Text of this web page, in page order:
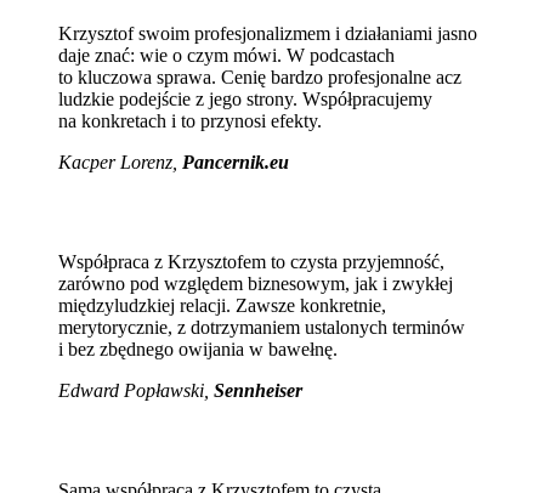
Krzysztof swoim profesjonalizmem i działaniami jasno
daje znać: wie o czym mówi. W podcastach
to kluczowa sprawa. Cenię bardzo profesjonalne acz
ludzkie podejście z jego strony. Współpracujemy
na konkretach i to przynosi efekty.
Kacper Lorenz, Pancernik.eu
Współpraca z Krzysztofem to czysta przyjemność,
zarówno pod względem biznesowym, jak i zwykłej
międzyludzkiej relacji. Zawsze konkretnie,
merytorycznie, z dotrzymaniem ustalonych terminów
i bez zbędnego owijania w bawełnę.
Edward Popławski, Sennheiser